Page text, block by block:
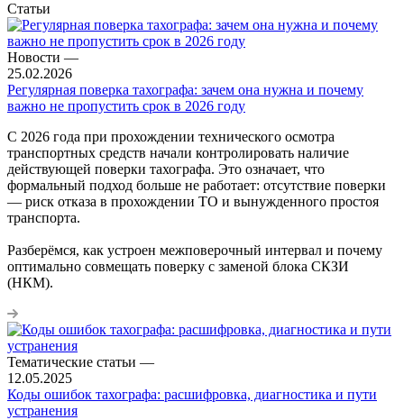
Статьи
Новости —
25.02.2026
Регулярная поверка тахографа: зачем она нужна и почему
важно не пропустить срок в 2026 году
С 2026 года при прохождении технического осмотра
транспортных средств начали контролировать наличие
действующей поверки тахографа. Это означает, что
формальный подход больше не работает: отсутствие поверки
— риск отказа в прохождении ТО и вынужденного простоя
транспорта.
Разберёмся, как устроен межповерочный интервал и почему
оптимально совмещать поверку с заменой блока СКЗИ
(НКМ).
Тематические статьи —
12.05.2025
Коды ошибок тахографа: расшифровка, диагностика и пути
устранения